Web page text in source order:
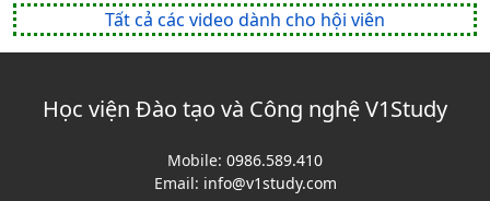
Tất cả các video dành cho hội viên
Học viện Đào tạo và Công nghệ V1Study
Mobile: 0986.589.410
Email: info@v1study.com